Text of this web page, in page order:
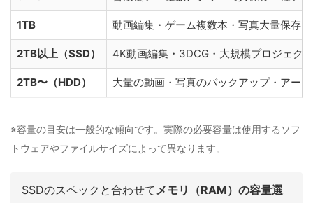
1TB 動画編集・ゲーム複数本・写真大量保存
2TB以上（SSD） 4K動画編集・3DCG・大規模プロジェクト
2TB〜（HDD） 大量の動画・写真のバックアップ・アー
※容量の目安は一般的な傾向です。実際の必要容量は使用するソフ
トウェアやファイルサイズによって異なります。
SSDのスペックと合わせてメモリ（RAM）の容量選